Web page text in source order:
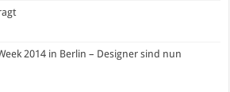
2014 in Berlin – Designer sind nun